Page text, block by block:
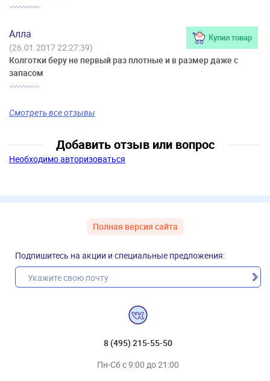
Алла Купил товар
(26.01.2017 22:27:39)
Колготки беру не первый раз плотные и в размер даже с
запасом
Смотреть все отзывы
Добавить отзыв или вопрос
Необходимо авторизоваться
Полная версия сайта
Подпишитесь на акции и специальные предложения:
8 (495) 215-55-50
Пн-Сб с 9:00 до 21:00